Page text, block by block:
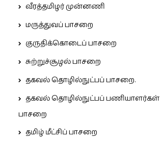
வீரத்தமிழர் முன்னணி
மருத்துவப் பாசறை
குருதிக்கொடைப் பாசறை
சுற்றுச்சூழல் பாசறை
தகவல் தொழில்நுட்பப் பாசறை.
தகவல் தொழில்நுட்பப் பணியாளர்கள்
பாசறை
தமிழ் மீட்சிப் பாசறை